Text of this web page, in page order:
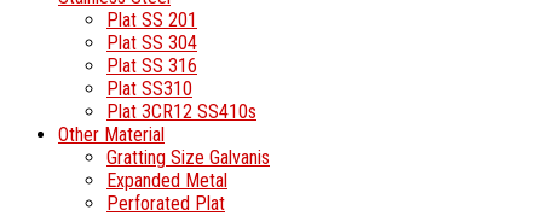
Plat SS 201
Plat SS 304
Plat SS 316
Plat SS310
Plat 3CR12 SS410s
Other Material
Gratting Size Galvanis
Expanded Metal
Perforated Plat